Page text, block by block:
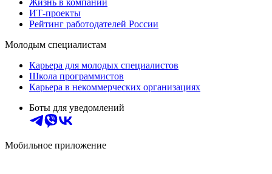
ИТ-проекты
Рейтинг работодателей России
Молодым специалистам
Карьера для молодых специалистов
Школа программистов
Карьера в некоммерческих организациях
Боты для уведомлений
Мобильное приложение